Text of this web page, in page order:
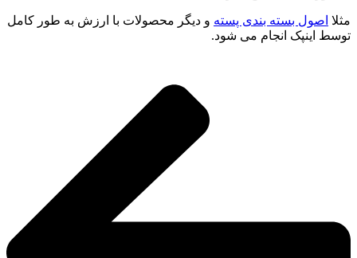
مثلا اصول بسته بندی پسته و دیگر محصولات با ارزش به طور کامل
توسط اینپک انجام می شود.